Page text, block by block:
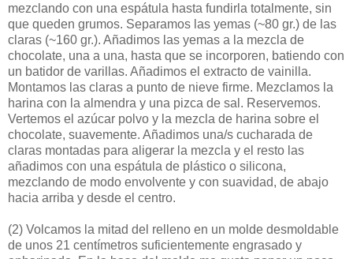
mezclando con una espátula hasta fundirla totalmente, sin
que queden grumos. Separamos las yemas (~80 gr.) de las
claras (~160 gr.). Añadimos las yemas a la mezcla de
chocolate, una a una, hasta que se incorporen, batiendo con
un batidor de varillas. Añadimos el extracto de vainilla.
Montamos las claras a punto de nieve firme. Mezclamos la
harina con la almendra y una pizca de sal. Reservemos.
Vertemos el azúcar polvo y la mezcla de harina sobre el
chocolate, suavemente. Añadimos una/s cucharada de
claras montadas para aligerar la mezcla y el resto las
añadimos con una espátula de plástico o silicona,
mezclando de modo envolvente y con suavidad, de abajo
hacia arriba y desde el centro.
(2) Volcamos la mitad del relleno en un molde desmoldable
de unos 21 centímetros suficientemente engrasado y